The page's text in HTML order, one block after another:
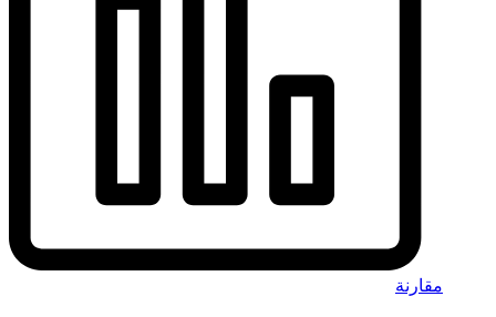
مقارنة